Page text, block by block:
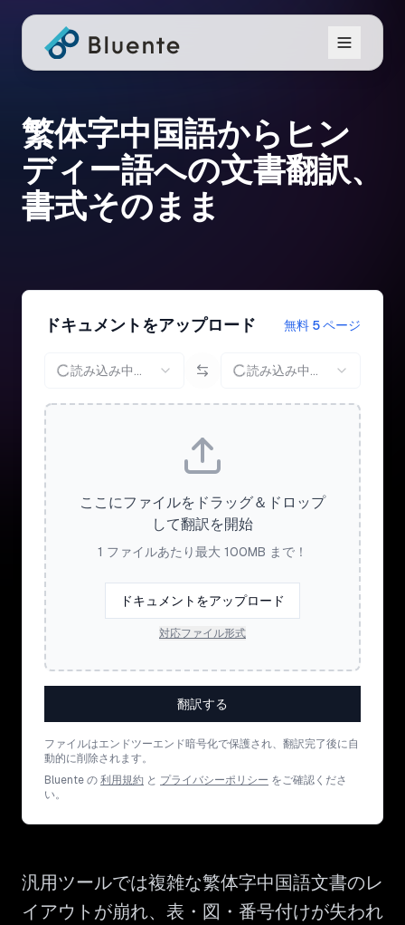
繁体字中国語からヒン
ディー語への文書翻訳、
書式そのまま
ドキュメントをアップロード 無料 5 ページ
読み込み中... 読み込み中...
ここにファイルをドラッグ＆ドロップ
して翻訳を開始
1 ファイルあたり最大 100MB まで！
ドキュメントをアップロード
対応ファイル形式
翻訳する
ファイルはエンドツーエンド暗号化で保護され、翻訳完了後に自
動的に削除されます。
Bluente の利用規約 と プライバシーポリシー をご確認くださ
い。
汎用ツールでは複雑な繁体字中国語文書のレ
イアウトが崩れ、表・図・番号付けが失われ